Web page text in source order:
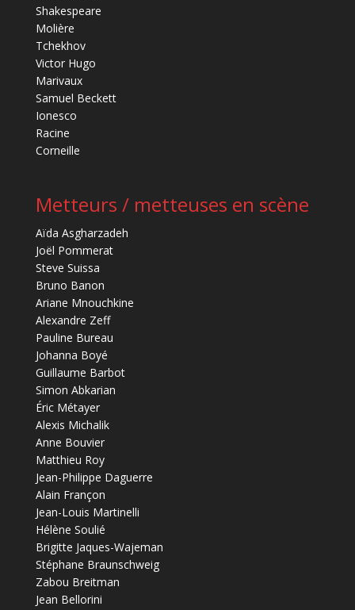
Shakespeare
Molière
Tchekhov
Victor Hugo
Marivaux
Samuel Beckett
Ionesco
Racine
Corneille
Metteurs / metteuses en scène
Aïda Asgharzadeh
Joël Pommerat
Steve Suissa
Bruno Banon
Ariane Mnouchkine
Alexandre Zeff
Pauline Bureau
Johanna Boyé
Guillaume Barbot
Simon Abkarian
Éric Métayer
Alexis Michalik
Anne Bouvier
Matthieu Roy
Jean-Philippe Daguerre
Alain Françon
Jean-Louis Martinelli
Hélène Soulié
Brigitte Jaques-Wajeman
Stéphane Braunschweig
Zabou Breitman
Jean Bellorini